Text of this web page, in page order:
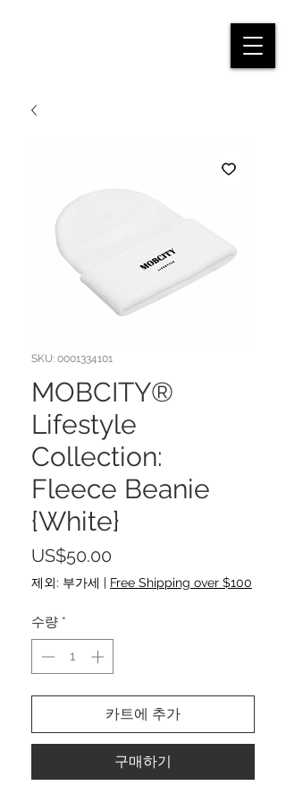
SKU: 0001334101
MOBCITY®
Lifestyle
Collection:
Fleece Beanie
{White}
US$50.00
격
제외: 부가세 | Free Shipping over $100
수량 *
카트에 추가
구매하기